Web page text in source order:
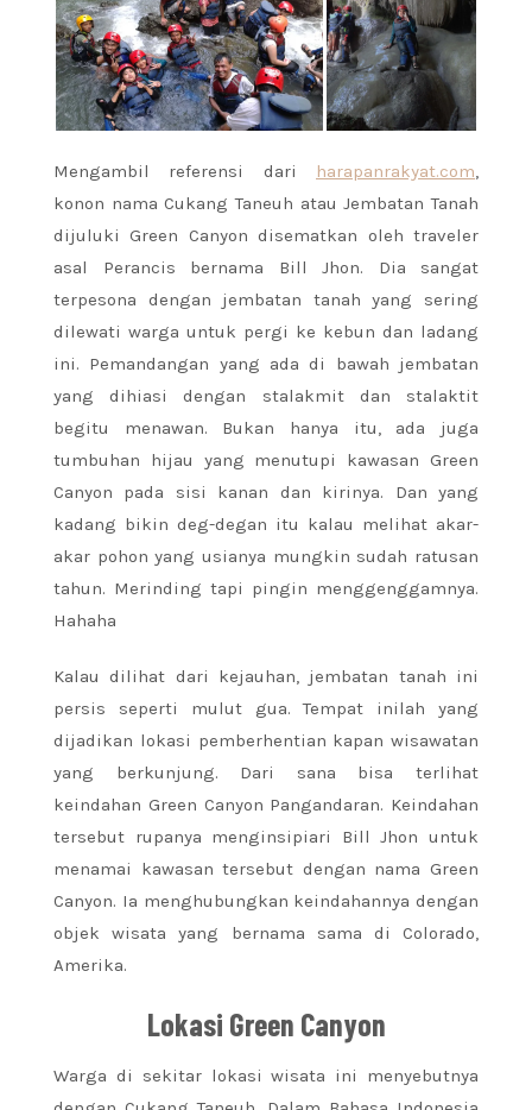
Mengambil referensi dari harapanrakyat.com,
konon nama Cukang Taneuh atau Jembatan Tanah
dijuluki Green Canyon disematkan oleh traveler
asal Perancis bernama Bill Jhon. Dia sangat
terpesona dengan jembatan tanah yang sering
dilewati warga untuk pergi ke kebun dan ladang
ini. Pemandangan yang ada di bawah jembatan
yang dihiasi dengan stalakmit dan stalaktit
begitu menawan. Bukan hanya itu, ada juga
tumbuhan hijau yang menutupi kawasan Green
Canyon pada sisi kanan dan kirinya. Dan yang
kadang bikin deg-degan itu kalau melihat akar-
akar pohon yang usianya mungkin sudah ratusan
tahun. Merinding tapi pingin menggenggamnya.
Hahaha
Kalau dilihat dari kejauhan, jembatan tanah ini
persis seperti mulut gua. Tempat inilah yang
dijadikan lokasi pemberhentian kapan wisawatan
yang berkunjung. Dari sana bisa terlihat
keindahan Green Canyon Pangandaran. Keindahan
tersebut rupanya menginsipiari Bill Jhon untuk
menamai kawasan tersebut dengan nama Green
Canyon. Ia menghubungkan keindahannya dengan
objek wisata yang bernama sama di Colorado,
Amerika.
Lokasi Green Canyon
Warga di sekitar lokasi wisata ini menyebutnya